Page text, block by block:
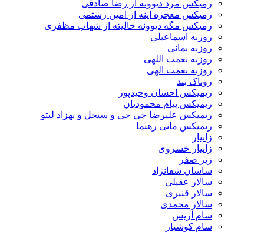
رمیکس مرد دیوونه از رضا صادقی
رمیکس معجزه اینه از امین رستمی
رمیکس مگه دیوونه حالیته از شهاب مظفری
روزبه اسماعیلی
روزبه بمانی
روزبه نعمت اللهی
روزبه نعمت الهی
روناک بند
ریمیکس احسان وحیدپور
ریمیکس پیام محمودیان
ریمیکس علیرضا جی جی و سیجل و بهزاد لیتو
ریمیکس مانی رهنما
زانیار
زانیار خسروی
زیر صفر
ساسان شفانژاد
سالار عقیلی
سالار قنبری
سالار محمدی
سام آریس
سام کوشیار